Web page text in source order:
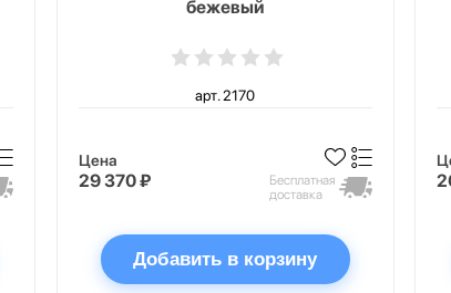
бежевый
арт. 2170
Цена
29 370 ₽
Бесплатная
доставка
Добавить в корзину